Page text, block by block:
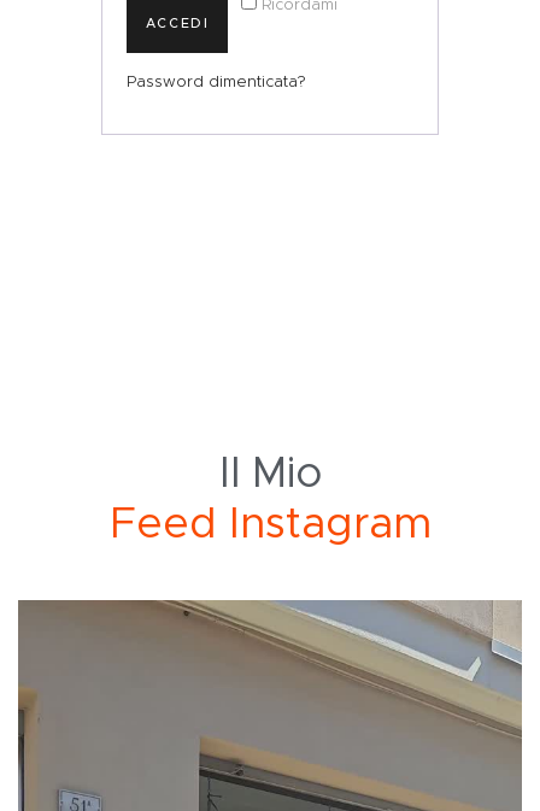
Ricordami
ACCEDI
Password dimenticata?
Il Mio
Feed Instagram